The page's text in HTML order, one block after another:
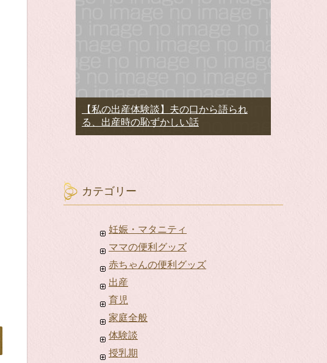
【私の出産体験談】夫の口から語られ
る、出産時の恥ずかしい話
カテゴリー
妊娠・マタニティ
ママの便利グッズ
赤ちゃんの便利グッズ
出産
育児
家庭全般
体験談
授乳期